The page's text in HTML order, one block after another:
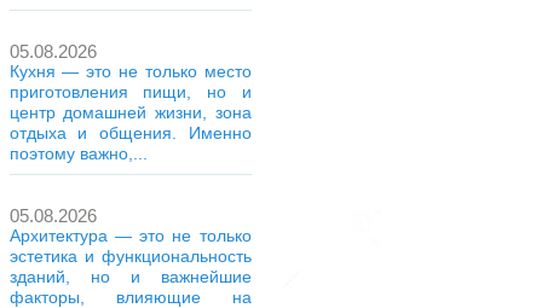
05.08.2026
Кухня — это не только место
приготовления пищи, но и
центр домашней жизни, зона
отдыха и общения. Именно
поэтому важно,...
05.08.2026
Архитектура — это не только
эстетика и функциональность
зданий, но и важнейшие
факторы, влияющие на